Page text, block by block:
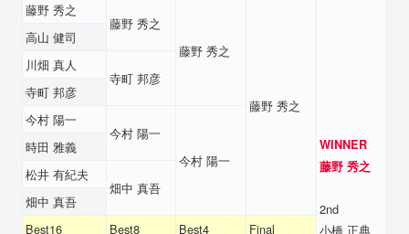
藤野 秀之
藤野 秀之
藤野 秀之
藤野 秀之
WINNER
藤野 秀之
2nd
小橋 正典
高山 健司
川畑 真人
寺町 邦彦
寺町 邦彦
今村 陽一
今村 陽一
今村 陽一
時田 雅義
松井 有紀夫
畑中 真吾
畑中 真吾
Best16
Best8 Best4
Final